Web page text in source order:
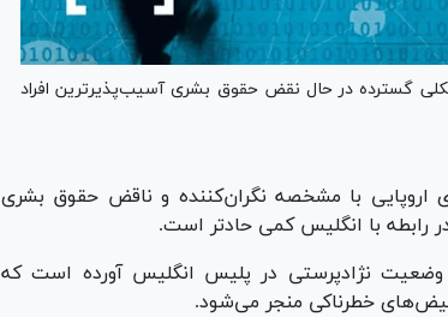
گسترده در حال نقض حقوق بشری آسیب‌پذیرترین افراد
با مشخصه نگران‌کننده و ناقض حقوق بشری
رابطه با انگلیس کمی حادتر است.
وضعیت نژادپرستی در پلیس انگلیس آورده است که
خطرناکی منجر می‌شود.